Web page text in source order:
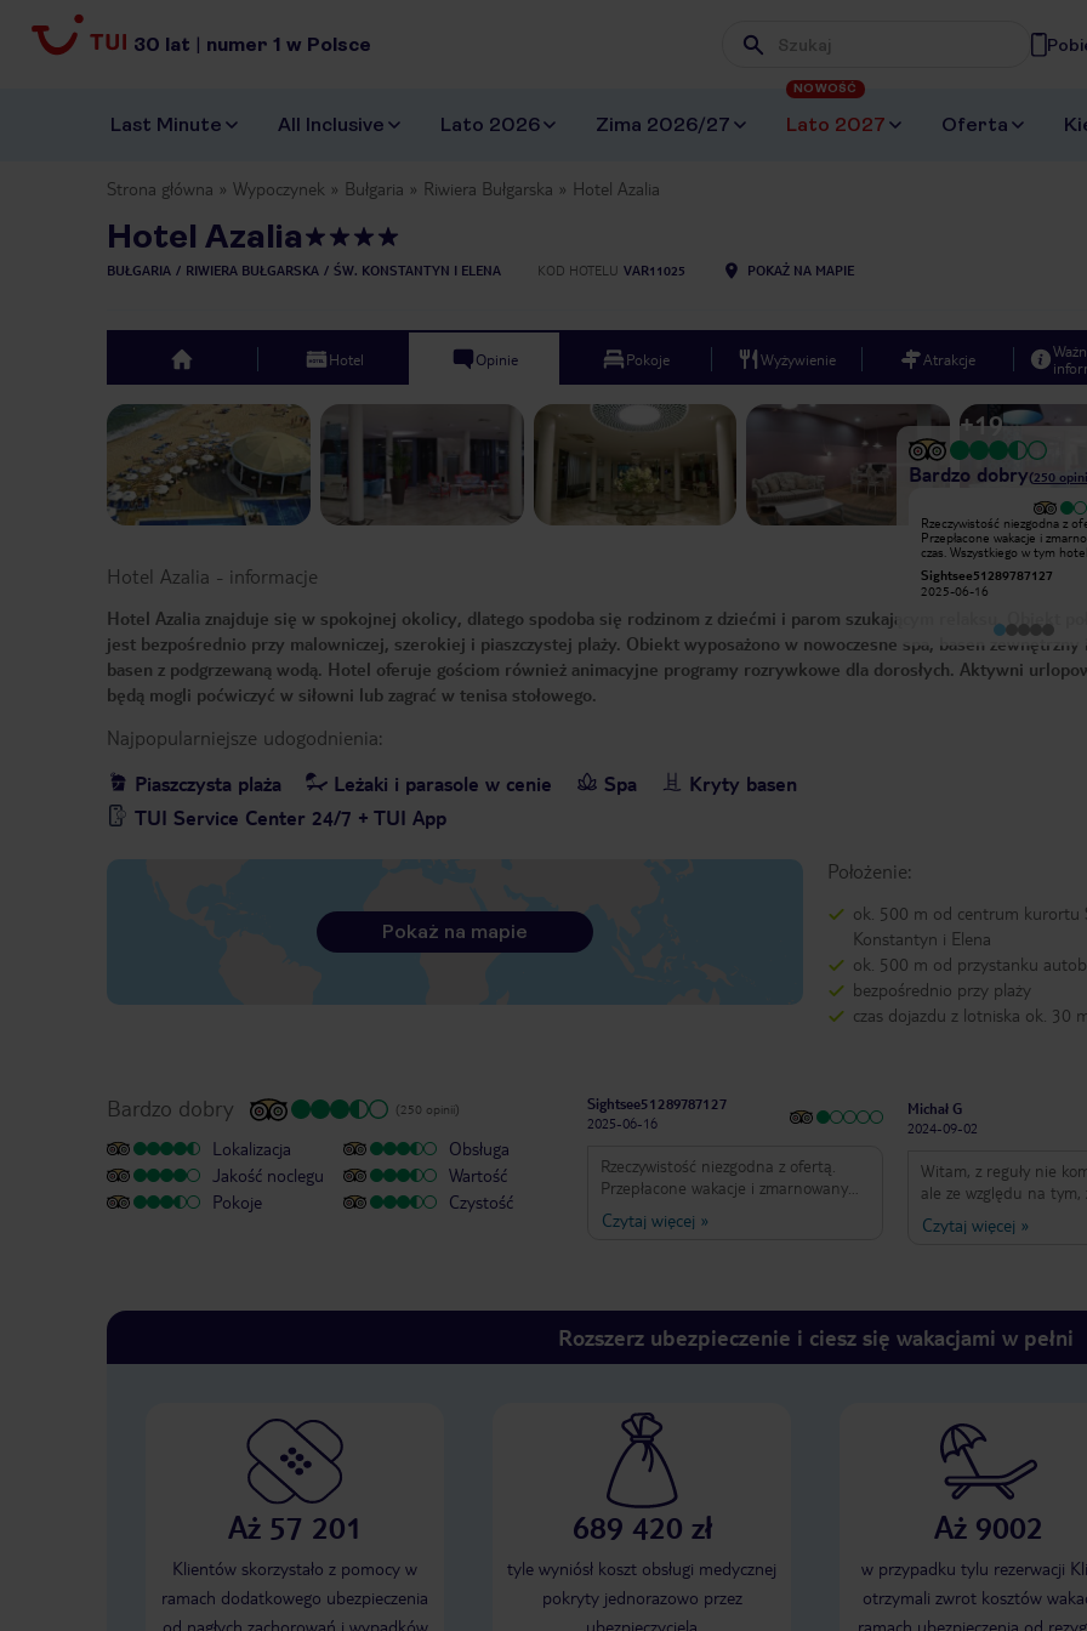
30 lat | numer 1 w Polsce Wpisz frazę, której szukasz
Last Minute All Inclusive Lato 2026 Zima 2026/27 Lato 2027
NOWOŚĆ
Oferta
Strona główna Wypoczynek Bułgaria Riwiera Bułgarska Hotel Azalia
Hotel Azalia
BUŁGARIA RIWIERA BUŁGARSKA ŚW. KONSTANTYN I ELENA KOD HOTELU VAR11025 POKAŻ NA MAPIE
top Hotel Opinie Pokoje Wyżywienie Atrakcje
Previous slide +19
Bardzo dobry(250
Hotel nie zasługuje na 4 * Zalety:
(mało kto się kąpał), zjeżdżalnie
proszą się o remont i najważniejsze
hotel wpuszcza na swój teren ludzi z
zewnątrz którzy korzystają z
basenów, leżaków i beach bar -
skandal !!!! Po przyjeździe do hotelu
Rzeczywistość niezgodna z
Przepłacone wakacje i
czas. Wszystkiego w tym
leżaków.
Sightsee51289787127
2025-06-16
Hotel Azalia - informacje
Hotel Azalia znajduje się w spokojnej okolicy, dlatego spodoba się rodzinom z dziećmi i parom szukającym relaksu. Obiekt
jest bezpośrednio przy malowniczej, szerokiej i piaszczystej plaży. Obiekt wyposażono w nowoczesne spa, basen
basen z podgrzewaną wodą. Hotel oferuje gościom również animacyjne programy rozrywkowe dla dorosłych. Aktywni
będą mogli poćwiczyć w siłowni lub zagrać w tenisa stołowego.
Najpopularniejsze udogodnienia:
Piaszczysta plaża
Leżaki i parasole w cenie Spa
Kryty basen
TUI Service Center 24/7 + TUI App
Położenie:
ok. 500 m od centrum kurortu
Konstantyn i Elena
ok. 500 m od przystanku
bezpośrednio przy plaży
czas dojazdu z lotniska ok. 30
Pokaż na mapie
Bardzo dobry (250 opinii)
Lokalizacja
Jakość noclegu
Pokoje
Obsługa
Wartość
Czystość
Sightsee51289787127
2025-06-16
Rzeczywistość niezgodna z ofertą.
Przepłacone wakacje i zmarnowany
czas. Wszystkiego w tym hotelu jest
za mało, zatłoczony, brak stolików i
Czytaj więcej »
Michał G
2024-09-02
Witam, z reguły nie
ale ze względu na tym,
spędziłem z żoną i
dwa tygodnie
okresie. Po pierwsze
fantastycznie
są po prostu genialne
poprosić o jak
Jedzenie jest bardzo
wybór mógłby być ciut
pewno mięsa są
przyrządzone zresztą
morza też całkiem
ciekawszych potraw,
serwowane podczas
Czytaj więcej »
Rozszerz ubezpieczenie i ciesz się wakacjami w pełni
Aż 57 201
Klientów skorzystało z pomocy w
ramach dodatkowego ubezpieczenia
od nagłych zachorowań i wypadków
689 420 zł
tyle wyniósł koszt obsługi medycznej
pokryty jednorazowo przez
ubezpieczyciela
Aż 9002
w przypadku tylu rezerwacji
otrzymali zwrot kosztów
ramach ubezpieczenia od